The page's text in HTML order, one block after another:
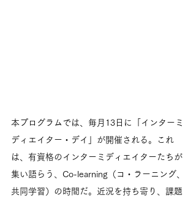
本プログラムでは、毎月13日に「インターミ
ディエイター・デイ」が開催される。これ
は、有資格のインターミディエイターたちが
集い語らう、Co-learning（コ・ラーニング、
共同学習）の時間だ。近況を持ち寄り、課題